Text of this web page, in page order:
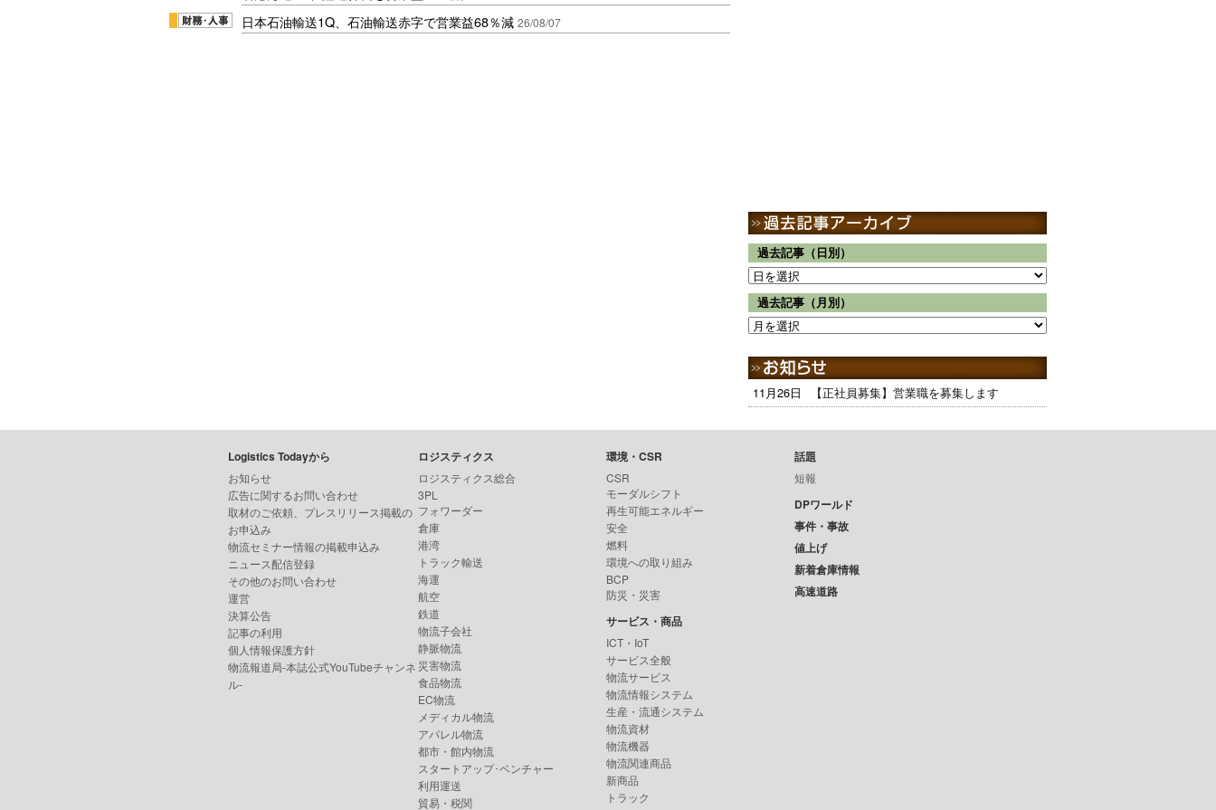
日本石油輸送1Q、石油輸送赤字で営業益68％減 26/08/07
過去記事（日別）
過去記事（月別）
11月26日 【正社員募集】営業職を募集します
Logistics Todayから
お知らせ
広告に関するお問い合わせ
取材のご依頼、プレスリリース掲載の
お申込み
物流セミナー情報の掲載申込み
ニュース配信登録
その他のお問い合わせ
運営
決算公告
記事の利用
個人情報保護方針
物流報道局-本誌公式YouTubeチャンネ
ル-
ロジスティクス
ロジスティクス総合
3PL
フォワーダー
倉庫
港湾
トラック輸送
海運
航空
鉄道
物流子会社
静脈物流
災害物流
食品物流
EC物流
メディカル物流
アパレル物流
都市・館内物流
スタートアップ･ベンチャー
利用運送
貿易・税関
環境・CSR
CSR
モーダルシフト
再生可能エネルギー
安全
燃料
環境への取り組み
BCP
防災・災害
サービス・商品
ICT・IoT
サービス全般
物流サービス
物流情報システム
生産・流通システム
物流資材
物流機器
物流関連商品
新商品
トラック
話題
短報
DPワールド
事件・事故
値上げ
新着倉庫情報
高速道路